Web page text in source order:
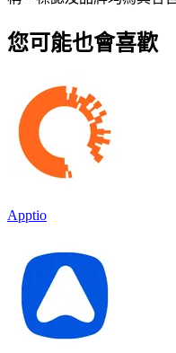
您可能也會喜歡
Apptio